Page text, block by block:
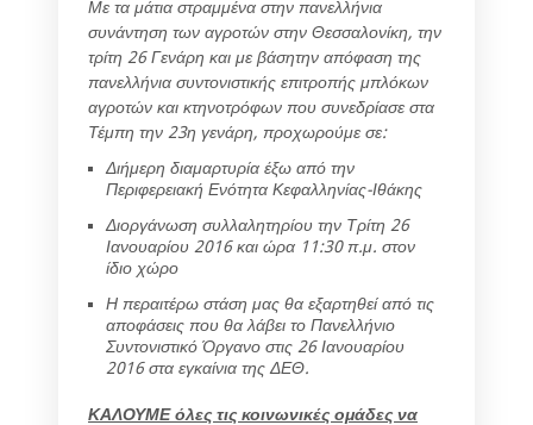
Με τα μάτια στραμμένα στην πανελλήνια
συνάντηση των αγροτών στην Θεσσαλονίκη, την
τρίτη 26 Γενάρη και με βάσητην απόφαση της
πανελλήνια συντονιστικής επιτροπής μπλόκων
αγροτών και κτηνοτρόφων που συνεδρίασε στα
Τέμπη την 23η γενάρη, προχωρούμε σε:
Διήμερη διαμαρτυρία έξω από την
Περιφερειακή Ενότητα Κεφαλληνίας-Ιθάκης
Διοργάνωση συλλαλητηρίου την Τρίτη 26
Ιανουαρίου 2016 και ώρα 11:30 π.μ. στον
ίδιο χώρο
Η περαιτέρω στάση μας θα εξαρτηθεί από τις
αποφάσεις που θα λάβει το Πανελλήνιο
Συντονιστικό Όργανο στις 26 Ιανουαρίου
2016 στα εγκαίνια της ΔΕΘ.
ΚΑΛΟΥΜΕ όλες τις κοινωνικές ομάδες να